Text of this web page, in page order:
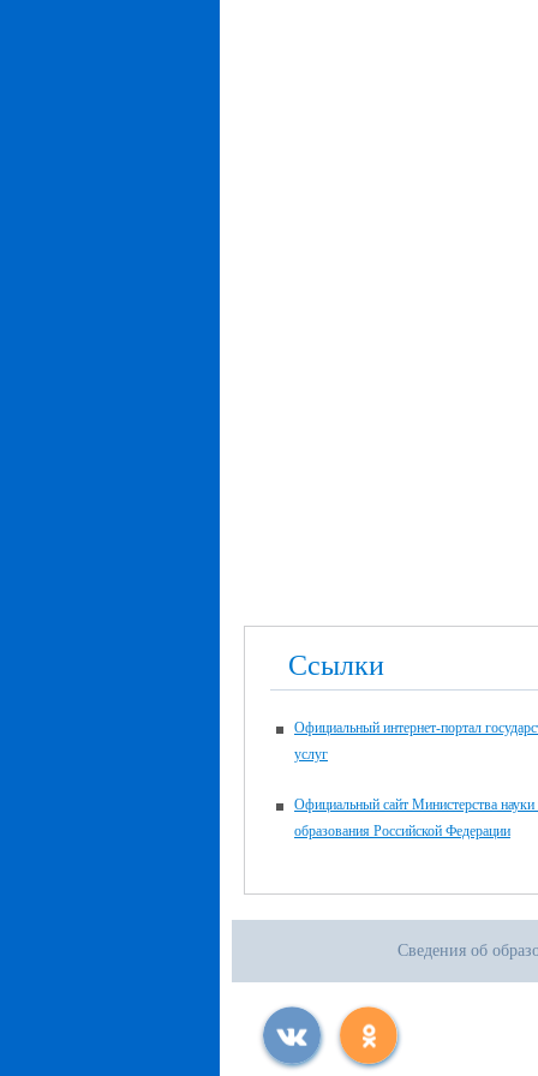
Ссылки
Официальный интернет-портал
услуг
Официальный сайт Министерства
образования Российской Федерации
Сведения об